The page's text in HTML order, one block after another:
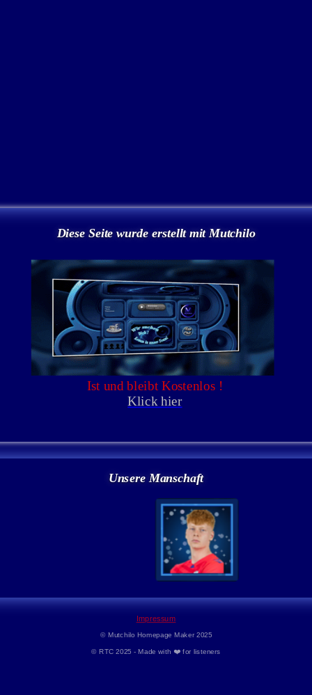
Diese Seite wurde erstellt mit Mutchilo
Unsere Manschaft
Impressum
© Mutchilo Homepage Maker 2025
© RTC 2025 - Made with ❤️ for listeners